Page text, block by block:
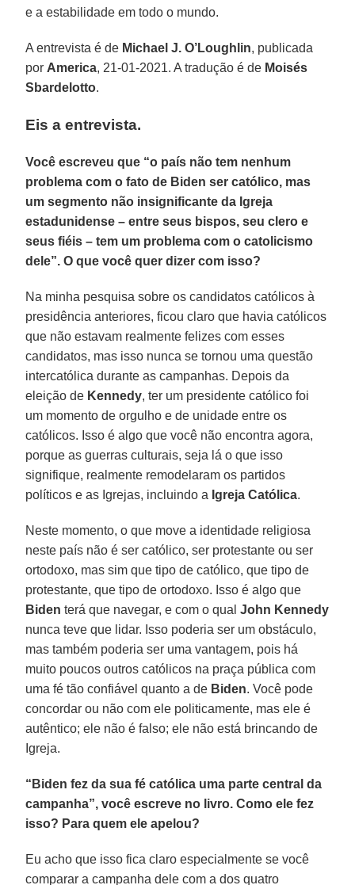
e a estabilidade em todo o mundo.
A entrevista é de Michael J. O’Loughlin, publicada
por America, 21-01-2021. A tradução é de Moisés
Sbardelotto.
Eis a entrevista.
Você escreveu que “o país não tem nenhum
problema com o fato de Biden ser católico, mas
um segmento não insignificante da Igreja
estadunidense – entre seus bispos, seu clero e
seus fiéis – tem um problema com o catolicismo
dele”. O que você quer dizer com isso?
Na minha pesquisa sobre os candidatos católicos à
presidência anteriores, ficou claro que havia católicos
que não estavam realmente felizes com esses
candidatos, mas isso nunca se tornou uma questão
intercatólica durante as campanhas. Depois da
eleição de Kennedy, ter um presidente católico foi
um momento de orgulho e de unidade entre os
católicos. Isso é algo que você não encontra agora,
porque as guerras culturais, seja lá o que isso
signifique, realmente remodelaram os partidos
políticos e as Igrejas, incluindo a Igreja Católica.
Neste momento, o que move a identidade religiosa
neste país não é ser católico, ser protestante ou ser
ortodoxo, mas sim que tipo de católico, que tipo de
protestante, que tipo de ortodoxo. Isso é algo que
Biden terá que navegar, e com o qualJohn Kennedy
nunca teve que lidar. Isso poderia ser um obstáculo,
mas também poderia ser uma vantagem, pois há
muito poucos outros católicos na praça pública com
uma fé tão confiável quanto a de Biden. Você pode
concordar ou não com ele politicamente, mas ele é
autêntico; ele não é falso; ele não está brincando de
Igreja.
“Biden fez da sua fé católica uma parte central da
campanha”, você escreve no livro. Como ele fez
isso? Para quem ele apelou?
Eu acho que isso fica claro especialmente se você
comparar a campanha dele com a dos quatro